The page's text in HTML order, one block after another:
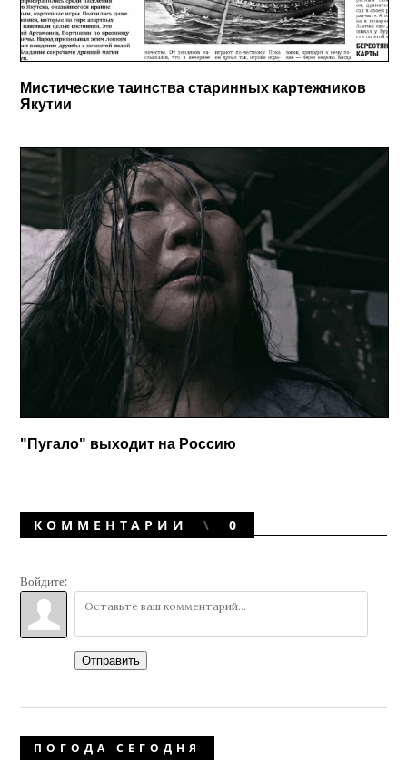
Мистические таинства старинных картежников
Якутии
"Пугало" выходит на Россию
КОММЕНТАРИИ 0
Войдите:
Отправить
ПОГОДА СЕГОДНЯ